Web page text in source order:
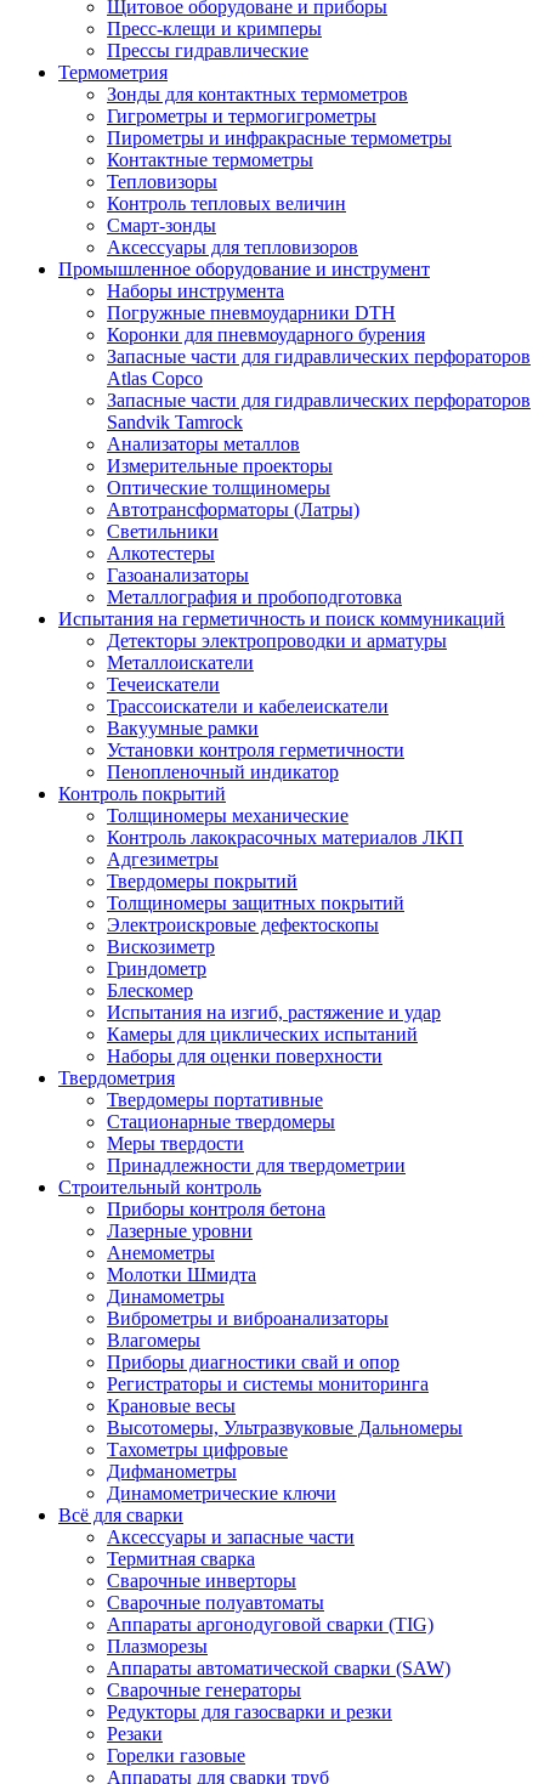
Щитовое оборудоване и приборы
Пресс-клещи и кримперы
Прессы гидравлические
Термометрия
Зонды для контактных термометров
Гигрометры и термогигрометры
Пирометры и инфракрасные термометры
Контактные термометры
Тепловизоры
Контроль тепловых величин
Смарт-зонды
Аксессуары для тепловизоров
Промышленное оборудование и инструмент
Наборы инструмента
Погружные пневмоударники DTH
Коронки для пневмоударного бурения
Запасные части для гидравлических перфораторов
Atlas Copco
Запасные части для гидравлических перфораторов
Sandvik Tamrock
Анализаторы металлов
Измерительные проекторы
Оптические толщиномеры
Автотрансформаторы (Латры)
Светильники
Алкотестеры
Газоанализаторы
Металлография и пробоподготовка
Испытания на герметичность и поиск коммуникаций
Детекторы электропроводки и арматуры
Металлоискатели
Течеискатели
Трассоискатели и кабелеискатели
Вакуумные рамки
Установки контроля герметичности
Пенопленочный индикатор
Контроль покрытий
Толщиномеры механические
Контроль лакокрасочных материалов ЛКП
Адгезиметры
Твердомеры покрытий
Толщиномеры защитных покрытий
Электроискровые дефектоскопы
Вискозиметр
Гриндометр
Блескомер
Испытания на изгиб, растяжение и удар
Камеры для циклических испытаний
Наборы для оценки поверхности
Твердометрия
Твердомеры портативные
Стационарные твердомеры
Меры твердости
Принадлежности для твердометрии
Строительный контроль
Приборы контроля бетона
Лазерные уровни
Анемометры
Молотки Шмидта
Динамометры
Виброметры и виброанализаторы
Влагомеры
Приборы диагностики свай и опор
Регистраторы и системы мониторинга
Крановые весы
Высотомеры, Ультразвуковые Дальномеры
Тахометры цифровые
Дифманометры
Динамометрические ключи
Всё для сварки
Аксессуары и запасные части
Термитная сварка
Сварочные инверторы
Сварочные полуавтоматы
Аппараты аргонодуговой сварки (TIG)
Плазморезы
Аппараты автоматической сварки (SAW)
Сварочные генераторы
Редукторы для газосварки и резки
Резаки
Горелки газовые
Аппараты для сварки труб